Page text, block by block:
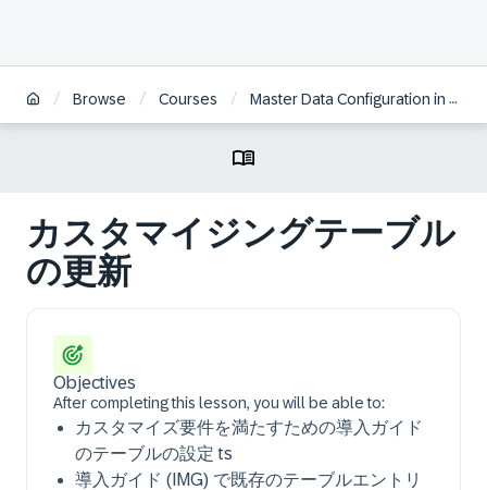
/ Browse / Courses / Master Data Configuration in SAP HCM for S/4HANA | JA
カスタマイジングテーブル
の更新
Objectives
After completing this lesson, you will be able to:
カスタマイズ要件を満たすための導入ガイド
のテーブルの設定 ts
導入ガイド (IMG) で既存のテーブルエントリ